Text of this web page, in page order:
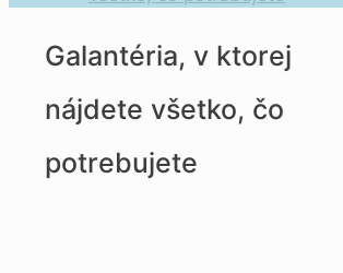
Galantéria, v ktorej
nájdete všetko, čo
potrebujete